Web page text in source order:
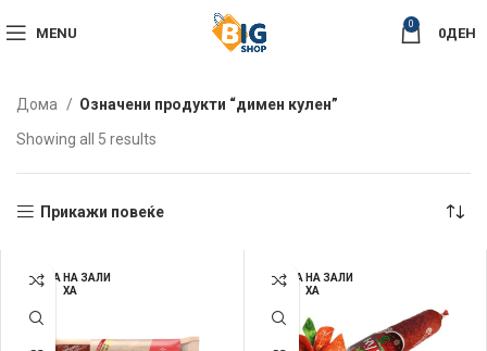
MENU
0
0ДЕН
Дома
Означени продукти “димен кулен”
Showing all 5 results
Прикажи повеќе
НЕМА НА ЗАЛИ
ХА
НЕМА НА ЗАЛИ
ХА